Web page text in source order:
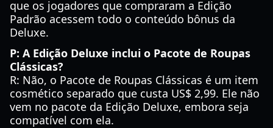
que os jogadores que compraram a Edição
Padrão acessem todo o conteúdo bônus da
Deluxe.
P: A Edição Deluxe inclui o Pacote de Roupas
Clássicas?
R: Não, o Pacote de Roupas Clássicas é um item
cosmético separado que custa US$ 2,99. Ele não
vem no pacote da Edição Deluxe, embora seja
compatível com ela.